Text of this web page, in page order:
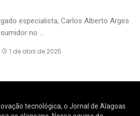
especialista, Carlos Alberto Arges
no ...
1 de abril de 2025
tecnológica, o Jornal de Alagoas